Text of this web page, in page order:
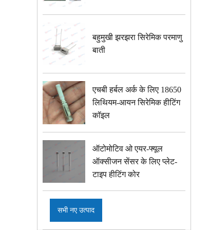
बहुमुखी झरझरा सिरेमिक परमाणु
बाती
एचबी हर्बल अर्क के लिए 18650
लिथियम-आयन सिरेमिक हीटिंग
कॉइल
ऑटोमोटिव ओ एयर-फ्यूल
ऑक्सीजन सेंसर के लिए प्लेट-
टाइप हीटिंग कोर
सभी नए उत्पाद